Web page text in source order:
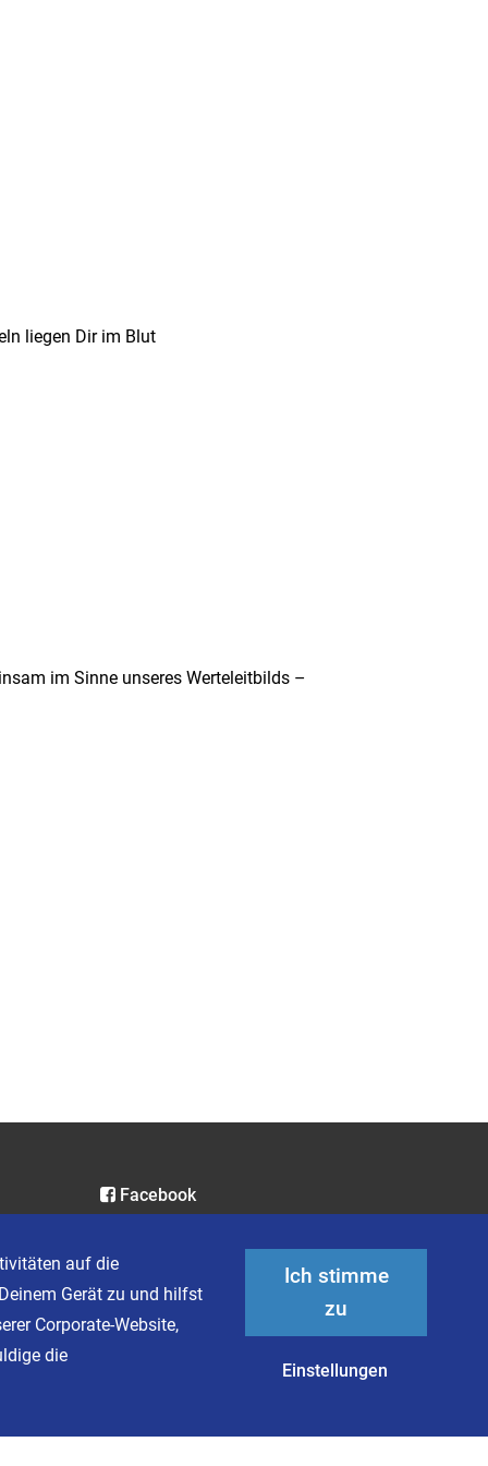
liegen Dir im Blut
im Sinne unseres Werteleitbilds –
Facebook
XING
auf die
Gerät zu und hilfst
Corporate-Website,
die
Ich stimme
zu
Einstellungen